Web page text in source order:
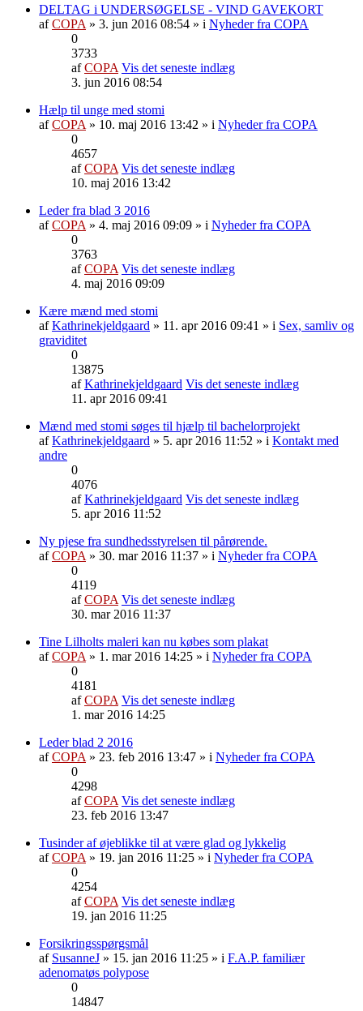
DELTAG i UNDERSØGELSE - VIND GAVEKORT
afCOPA » 3. jun 2016 08:54 » i Nyheder fra COPA
0
3733
afCOPA Vis det seneste indlæg
3. jun 2016 08:54
Hælp til unge med stomi
afCOPA » 10. maj 2016 13:42 » i Nyheder fra COPA
0
4657
afCOPA Vis det seneste indlæg
10. maj 2016 13:42
Leder fra blad 3 2016
afCOPA » 4. maj 2016 09:09 » i Nyheder fra COPA
0
3763
afCOPA Vis det seneste indlæg
4. maj 2016 09:09
Kære mænd med stomi
afKathrinekjeldgaard » 11. apr 2016 09:41 » i Sex, samliv og
graviditet
0
13875
afKathrinekjeldgaard Vis det seneste indlæg
11. apr 2016 09:41
Mænd med stomi søges til hjælp til bachelorprojekt
afKathrinekjeldgaard » 5. apr 2016 11:52 » i Kontakt med
andre
0
4076
afKathrinekjeldgaard Vis det seneste indlæg
5. apr 2016 11:52
Ny pjese fra sundhedsstyrelsen til pårørende.
afCOPA » 30. mar 2016 11:37 » i Nyheder fra COPA
0
4119
afCOPA Vis det seneste indlæg
30. mar 2016 11:37
Tine Lilholts maleri kan nu købes som plakat
afCOPA » 1. mar 2016 14:25 » i Nyheder fra COPA
0
4181
afCOPA Vis det seneste indlæg
1. mar 2016 14:25
Leder blad 2 2016
afCOPA » 23. feb 2016 13:47 » i Nyheder fra COPA
0
4298
afCOPA Vis det seneste indlæg
23. feb 2016 13:47
Tusinder af øjeblikke til at være glad og lykkelig
afCOPA » 19. jan 2016 11:25 » i Nyheder fra COPA
0
4254
afCOPA Vis det seneste indlæg
19. jan 2016 11:25
Forsikringsspørgsmål
af SusanneJ » 15. jan 2016 11:25 » i F.A.P. familiær
adenomatøs polypose
0
14847